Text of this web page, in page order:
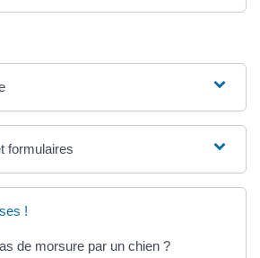
formulaires
!
de morsure par un chien ?